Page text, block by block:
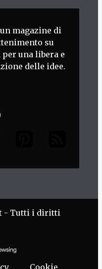
magazine di
su
una libera e
delle idee.
- Tutti i diritti
Cookie